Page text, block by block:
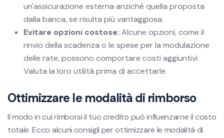
un'assicurazione esterna anziché quella proposta
dalla banca, se risulta più vantaggiosa.
Evitare opzioni costose: Alcune opzioni, come il
rinvio della scadenza o le spese per la modulazione
delle rate, possono comportare costi aggiuntivi.
Valuta la loro utilità prima di accettarle.
Ottimizzare le modalità di rimborso
Il modo in cui rimborsi il tuo credito può influenzarne il costo
totale. Ecco alcuni consigli per ottimizzare le modalità di